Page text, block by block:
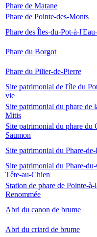
Phare de Matane
Phare de Pointe-des-Monts
Phare des Îles-du-Pot-à-
Phare du Borgot
Phare du Pilier-de-Pierre
Site patrimonial de l'île du
vie
Site patrimonial du phare de
Mitis
Site patrimonial du phare du
Saumon
Site patrimonial du Phare-
Site patrimonial du Phare-
Tête-au-Chien
Station de phare de Pointe-à-
Renommée
Abri du canon de brume
Abri du criard de brume